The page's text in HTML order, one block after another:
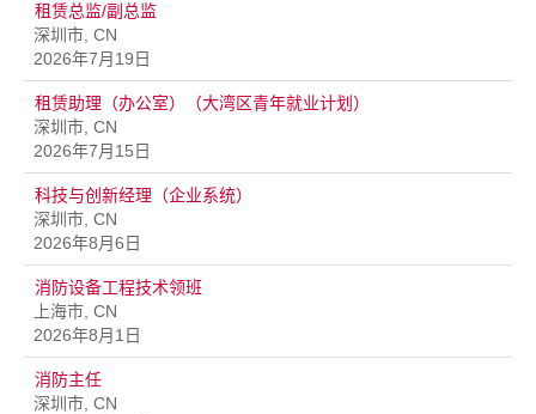
租赁总监/副总监
深圳市, CN
2026年7月19日
租赁助理（办公室）（大湾区青年就业计划）
深圳市, CN
2026年7月15日
科技与创新经理（企业系统）
深圳市, CN
2026年8月6日
消防设备工程技术领班
上海市, CN
2026年8月1日
消防主任
深圳市, CN